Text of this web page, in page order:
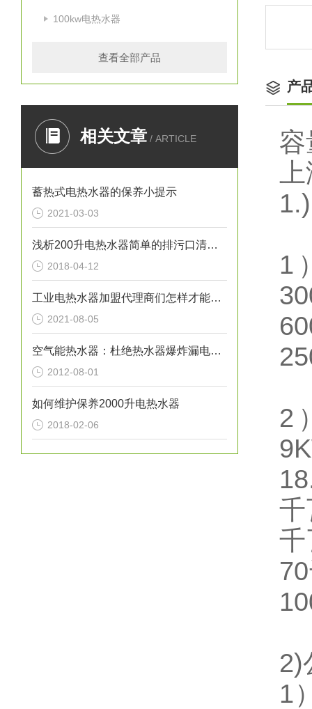
100kw电热水器
查看全部产品
相关文章 / ARTICLE
蓄热式电热水器的保养小提示
2021-03-03
浅析200升电热水器简单的排污口清洁方法
2018-04-12
工业电热水器加盟代理商们怎样才能让自己的事业风生水起呢？
2021-08-05
空气能热水器：杜绝热水器爆炸漏电事故
2012-08-01
如何维护保养2000升电热水器
2018-02-06
产
容
1.)
1
2
70
2)
1